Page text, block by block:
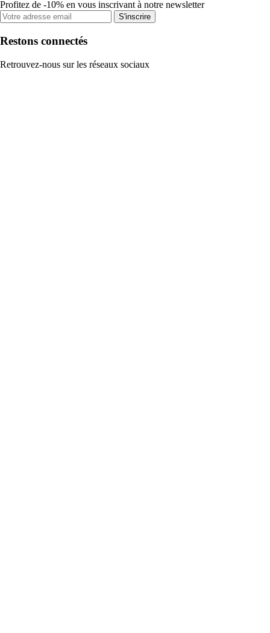
Profitez de -10% en vous inscrivant à notre newsletter
S'inscrire
Restons connectés
Retrouvez-nous sur les réseaux sociaux